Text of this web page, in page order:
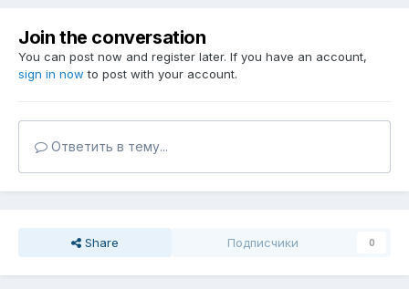
Join the conversation
You can post now and register later. If you have an account,
sign in now to post with your account.
Ответить в тему...
Share Подписчики 0